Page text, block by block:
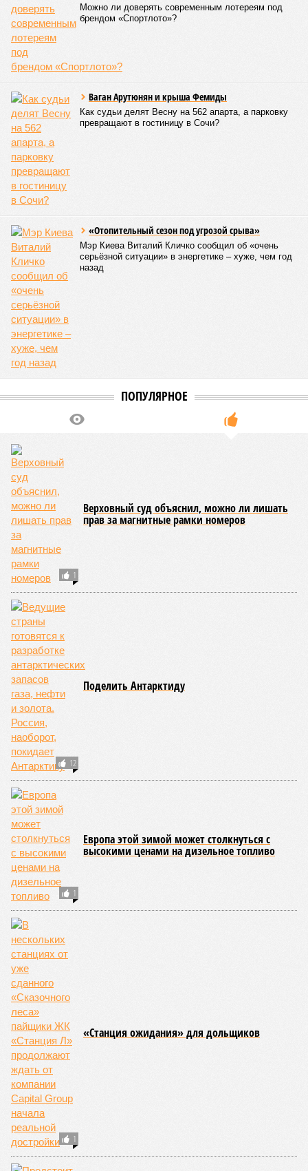
Можно ли доверять современным лотереям под
брендом «Спортлото»?
Ваган Арутюнян и крыша Фемиды
Как судьи делят Весну на 562 апарта, а парковку
превращают в гостиницу в Сочи?
«Отопительный сезон под угрозой срыва»
Мэр Киева Виталий Кличко сообщил об «очень
серьёзной ситуации» в энергетике – хуже, чем год
назад
ПОПУЛЯРНОЕ
1
Верховный суд объяснил, можно ли лишать
прав за магнитные рамки номеров
12
Поделить Антарктиду
1
Европа этой зимой может столкнуться с
высокими ценами на дизельное топливо
1
«Станция ожидания» для дольщиков